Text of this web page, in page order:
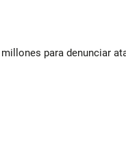
para denunciar